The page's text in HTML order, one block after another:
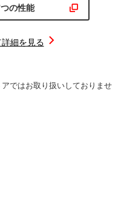
の性能
細を見る
ではお取り扱いしておりませ